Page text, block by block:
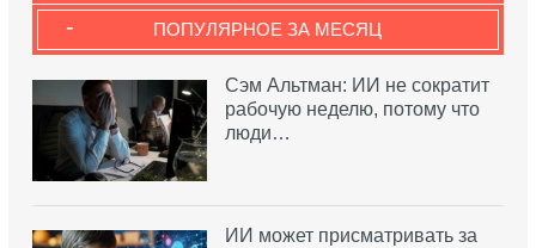
ПОПУЛЯРНОЕ ЗА МЕСЯЦ
-
Сэм Альтман: ИИ не сократит
рабочую неделю, потому что
люди…
ИИ может присматривать за